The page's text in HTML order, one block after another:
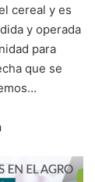
cereal y es
y operada
para
que se